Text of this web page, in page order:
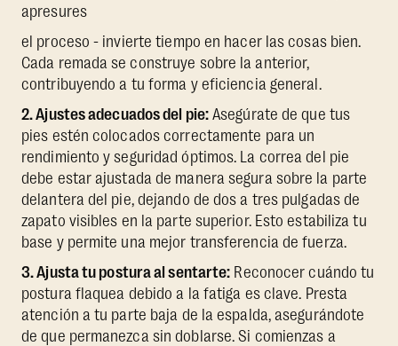
apresures
el proceso - invierte tiempo en hacer las cosas bien.
Cada remada se construye sobre la anterior,
contribuyendo a tu forma y eficiencia general.
2. Ajustes adecuados del pie:Asegúrate de que tus
pies estén colocados correctamente para un
rendimiento y seguridad óptimos. La correa del pie
debe estar ajustada de manera segura sobre la parte
delantera del pie, dejando de dos a tres pulgadas de
zapato visibles en la parte superior. Esto estabiliza tu
base y permite una mejor transferencia de fuerza.
3. Ajusta tu postura al sentarte: Reconocer cuándo tu
postura flaquea debido a la fatiga es clave. Presta
atención a tu parte baja de la espalda, asegurándote
de que permanezca sin doblarse. Si comienzas a